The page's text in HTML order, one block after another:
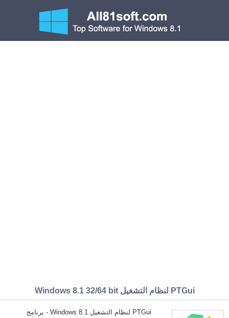
PTGui لنظام التشغيل Windows 8.1 32/64 bit
PTGui لنظام التشغيل Windows 8.1 - برنامج